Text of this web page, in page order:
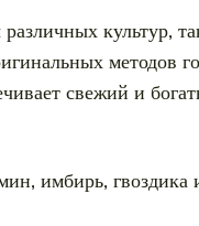
культур,
методов
свежий и
имбирь,